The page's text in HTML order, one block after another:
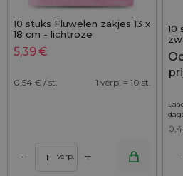
10 stuks Fluwelen zakjes 13 x
18 cm - lichtroze
5,39€
0,54 € / st. 1 verp. = 10 st.
– verp. +
10
–